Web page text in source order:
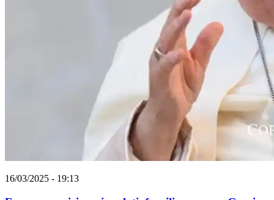
16/03/2025 - 19:13